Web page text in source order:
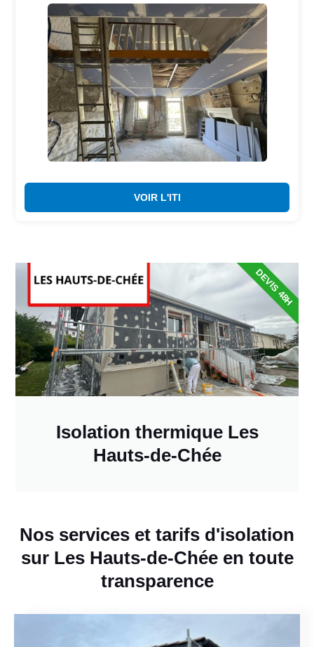
VOIR L'ITI
Isolation thermique Les
Hauts-de-Chée
DEVIS 48H
Nos services et tarifs d'isolation
sur Les Hauts-de-Chée en toute
transparence